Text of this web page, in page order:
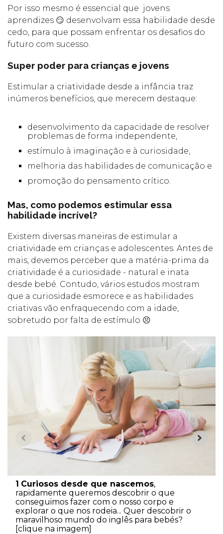
Por isso mesmo é essencial que jovens
aprendizes 😏 desenvolvam essa habilidade desde
cedo, para que possam enfrentar os desafios do
futuro com sucesso.
Super poder para crianças e jovens
Estimular a criatividade desde a infância traz
inúmeros benefícios, que merecem destaque:
desenvolvimento da capacidade de resolver
problemas de forma independente,
estímulo à imaginação e à curiosidade,
melhoria das habilidades de comunicação e
promoção do pensamento crítico.
Mas, como podemos estimular essa
habilidade incrível?
Existem diversas maneiras de estimular a
criatividade em crianças e adolescentes. Antes de
mais, devemos perceber que a matéria-prima da
criatividade é a curiosidade - natural e inata
desde bebé. Contudo, vários estudos mostram
que a curiosidade esmorece e as habilidades
criativas vão enfraquecendo com a idade,
sobretudo por falta de estímulo 😣
1 Curiosos desde que nascemos,
rapidamente queremos descobrir o que
conseguimos fazer com o nosso corpo e
explorar o que nos rodeia... Quer descobrir o
maravilhoso mundo do inglês para bebés?
[clique na imagem]